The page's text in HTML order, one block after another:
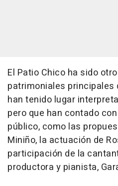
El Patio Chico ha sido
patrimoniales principales
han tenido lugar
pero que han contado
público, como las
Miniño, la actuación de
participación de la
productora y pianista,